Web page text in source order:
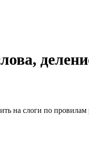
на слоги по